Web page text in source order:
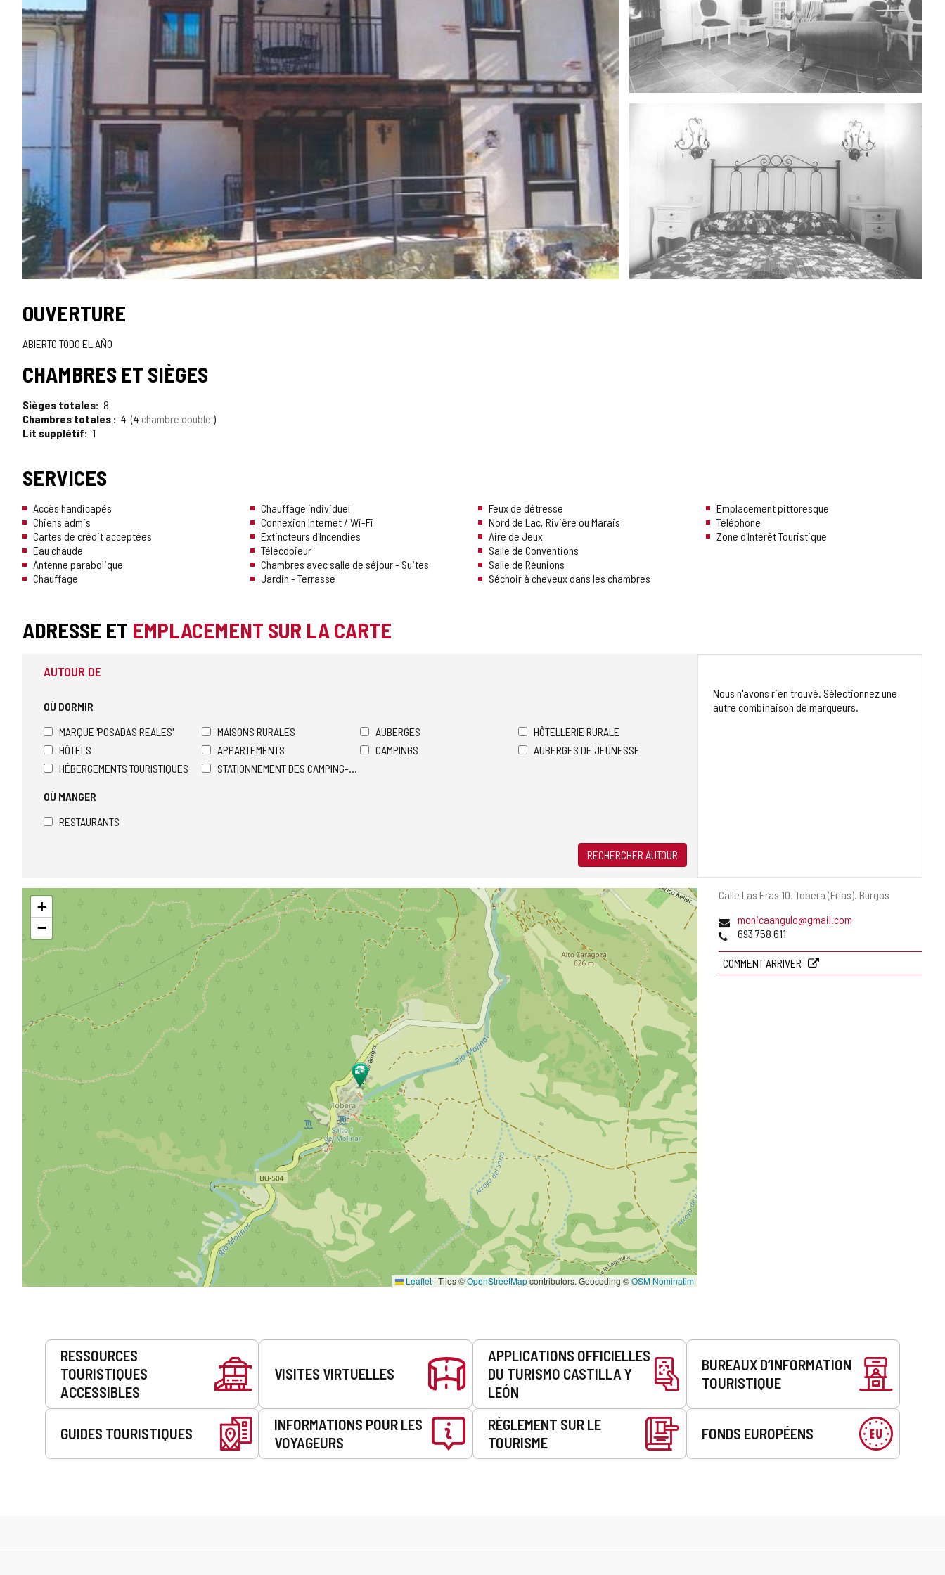
OUVERTURE
ABIERTO TODO EL AÑO
CHAMBRES ET SIÈGES
Sièges totales 8
Chambres totales
4 4 chambre double
Lit supplétif
1
SERVICES
Accès handicapés
Chiens admis
Cartes de crédit acceptées
Eau chaude
Antenne parabolique
Chauffage
Chauffage individuel
Connexion Internet / Wi-Fi
Extincteurs d'Incendies
Télécopieur
Chambres avec salle de séjour - Suites
Jardin - Terrasse
Feux de détresse
Nord de Lac, Rivière ou Marais
Aire de Jeux
Salle de Conventions
Salle de Réunions
Séchoir à cheveux dans les chambres
Emplacement pittoresque
Téléphone
Zone d'Intérêt Touristique
ADRESSE ET EMPLACEMENT SUR LA CARTE
Adresse
Calle Las Eras 10. Tobera (Frías). Burgos
Adresse
de
électronique
monicaangulo@gmail.com
Téléphones
693 758 611
COMMENT ARRIVER
AUTOUR DE
OÙ DORMIR
MARQUE 'POSADAS REALES'
MAISONS RURALES AUBERGES
HÔTELLERIE RURALE
HÔTELS
APPARTEMENTS CAMPINGS
AUBERGES DE JEUNESSE
HÉBERGEMENTS TOURISTIQUES
STATIONNEMENT DES CAMPING-CARS
OÙ MANGER
RESTAURANTS
RECHERCHER AUTOUR
Nous n'avons rien trouvé. Sélectionnez une
autre combinaison de marqueurs.
Sauter
+
−
Leaflet | Tiles ©OpenStreetMapcontributors. Geocoding ©OSM Nominatim
Prestations
RESSOURCES
TOURISTIQUES
ACCESSIBLES
VISITES VIRTUELLES
APPLICATIONS OFFICIELLES
DU TURISMO CASTILLA Y
LEÓN
BUREAUX D’INFORMATION
TOURISTIQUE
GUIDES TOURISTIQUES
INFORMATIONS POUR LES
VOYAGEURS
RÈGLEMENT SUR LE
TOURISME
FONDS EUROPÉENS